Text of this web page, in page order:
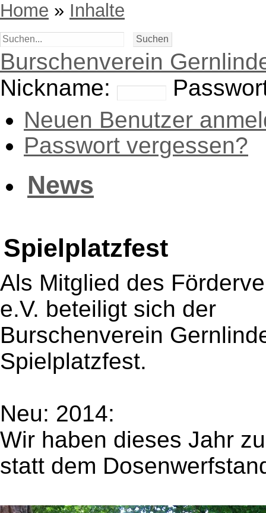
Home » Inhalte
Burschenverein
Nickname:
Neuen Benutzer
Passwort vergessen?
News
Spielplatzfest
Als Mitglied des
e.V. beteiligt sich der
Burschenverein
Spielplatzfest.
Neu: 2014:
Wir haben dieses Jahr
statt dem